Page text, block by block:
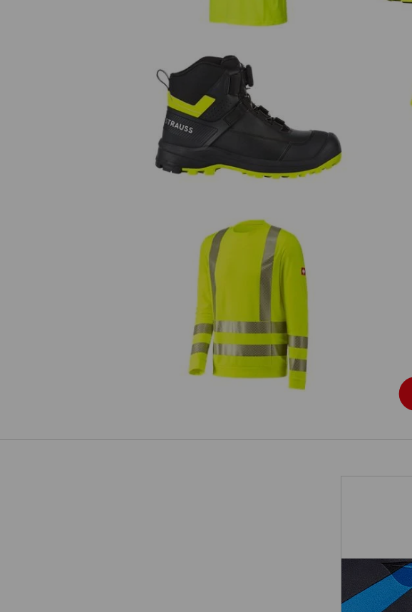
S3 sikkerhedssko e.s. Sawato mid
e.s. Advarselsfunktion, lange ærmer.